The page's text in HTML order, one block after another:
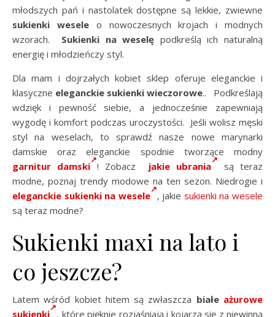
młodszych pań i nastolatek dostępne są lekkie, zwiewne
sukienki weseleo nowoczesnych krojach i modnych
wzorach. Sukienki na weselę podkreślą ich naturalną
energię i młodzieńczy styl.
Dla mam i dojrzałych kobiet sklep oferuje eleganckie i
klasyczne eleganckie sukienki wieczorowe..
Podkreślają
wdzięk i pewność siebie, a jednocześnie zapewniają
wygodę i komfort podczas uroczystości. Jeśli wolisz męski
styl na weselach, to sprawdź nasze nowe marynarki
damskie oraz eleganckie spodnie tworzące modny
garnitur damski ! Zobacz jakie ubrania
są teraz
modne, poznaj trendy modowe na ten sezon. Niedrogie i
eleganckie sukienki na wesele
, jakie sukienki na wesele
są teraz modne?
Sukienki maxi na lato i
co jeszcze?
Latem wśród kobiet hitem są zwłaszcza białe ażurowe
sukienki , które pięknie rozjaśniają i kojarzą się z niewinną